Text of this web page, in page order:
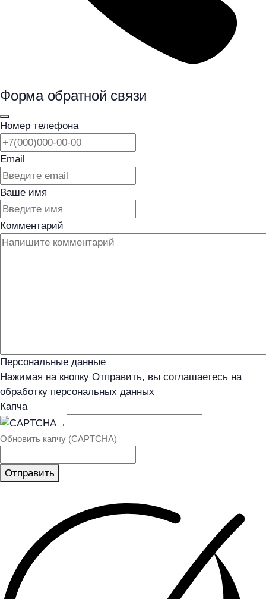
Форма обратной связи
Номер телефона
Email
Ваше имя
Комментарий
Персональные данные
Нажимая на кнопку Отправить, вы соглашаетесь на
обработку персональных данных
Капча
→
Обновить капчу (CAPTCHA)
Отправить